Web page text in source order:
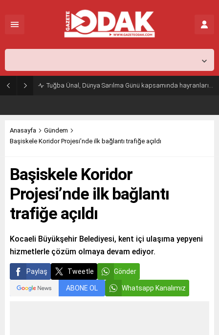
Tuğba Ünal, Dünya Sarılma Günü kapsamında hayranlarıyla buluştu
Anasayfa
Gündem
Başiskele Koridor Projesi’nde ilk bağlantı trafiğe açıldı
Başiskele Koridor
Projesi’nde ilk bağlantı
trafiğe açıldı
Kocaeli Büyükşehir Belediyesi, kent içi ulaşıma yepyeni
hizmetlerle çözüm olmaya devam ediyor.
Paylaş Tweetle Gönder
ABONE OL Whatsapp Kanalımız